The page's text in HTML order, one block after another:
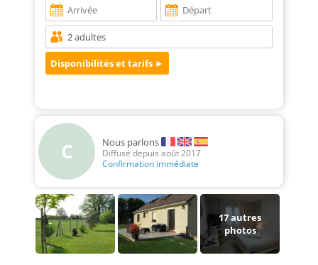
C Nous parlons
Diffusé depuis août 2017
Confirmation immédiate
17autres
photos